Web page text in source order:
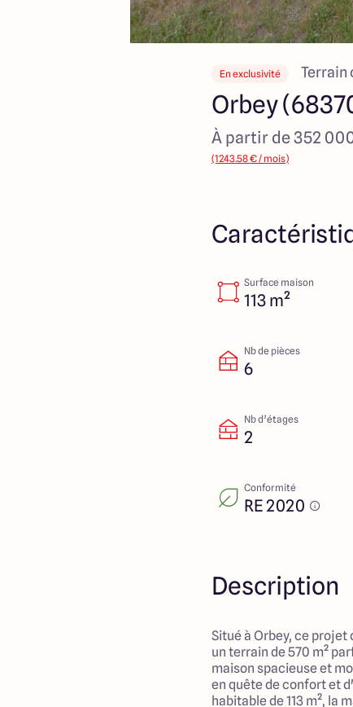
En exclusivité Terrain
Orbey
À partir de 352
(1243.58 € / mois)
Surface maison
113 m²
Nb de pièces
6
Nb d’étages
2
Conformité
RE 2020
Description
Situé à Orbey, ce
un terrain de 570 m²
maison spacieuse et
en quête de confort et
habitable de 113 m², la